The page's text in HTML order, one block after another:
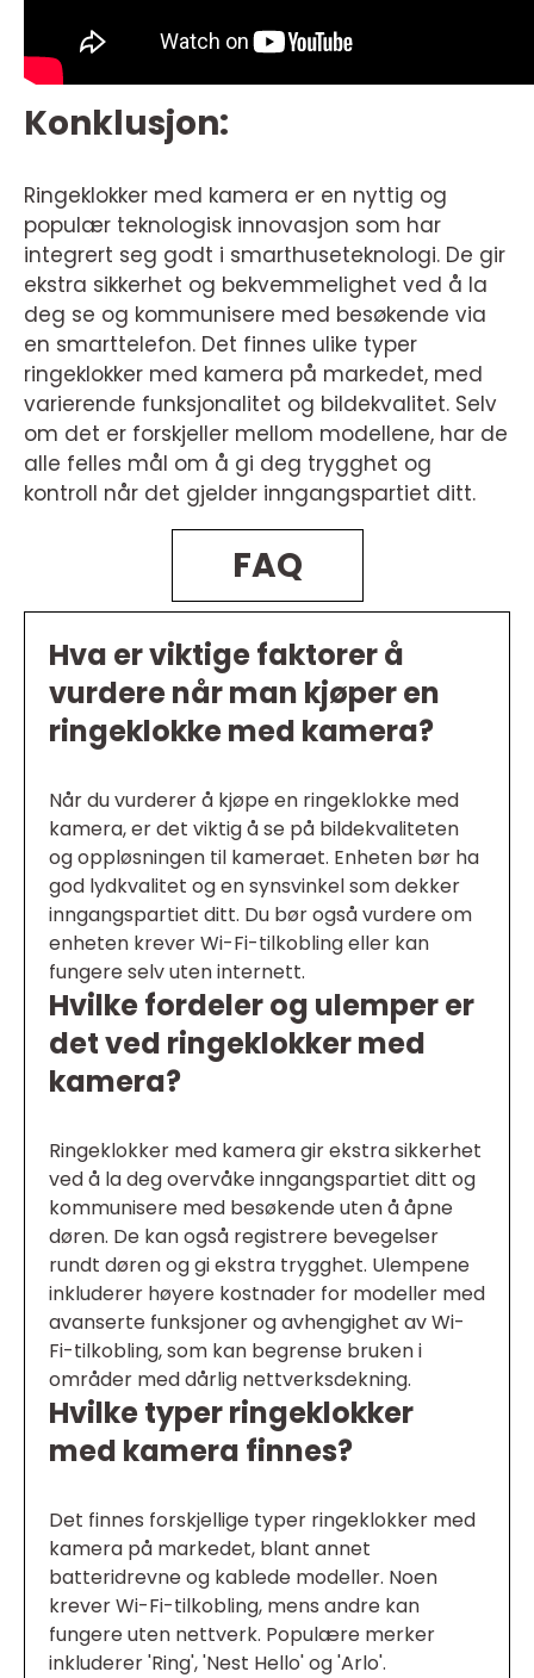
Konklusjon:
Ringeklokker med kamera er en nyttig og
populær teknologisk innovasjon som har
integrert seg godt i smarthuseteknologi. De gir
ekstra sikkerhet og bekvemmelighet ved å la
deg se og kommunisere med besøkende via
en smarttelefon. Det finnes ulike typer
ringeklokker med kamera på markedet, med
varierende funksjonalitet og bildekvalitet. Selv
om det er forskjeller mellom modellene, har de
alle felles mål om å gi deg trygghet og
kontroll når det gjelder inngangspartiet ditt.
FAQ
Hva er viktige faktorer å
vurdere når man kjøper en
ringeklokke med kamera?
Når du vurderer å kjøpe en ringeklokke med
kamera, er det viktig å se på bildekvaliteten
og oppløsningen til kameraet. Enheten bør ha
god lydkvalitet og en synsvinkel som dekker
inngangspartiet ditt. Du bør også vurdere om
enheten krever Wi-Fi-tilkobling eller kan
fungere selv uten internett.
Hvilke fordeler og ulemper er
det ved ringeklokker med
kamera?
Ringeklokker med kamera gir ekstra sikkerhet
ved å la deg overvåke inngangspartiet ditt og
kommunisere med besøkende uten å åpne
døren. De kan også registrere bevegelser
rundt døren og gi ekstra trygghet. Ulempene
inkluderer høyere kostnader for modeller med
avanserte funksjoner og avhengighet av Wi-
Fi-tilkobling, som kan begrense bruken i
områder med dårlig nettverksdekning.
Hvilke typer ringeklokker
med kamera finnes?
Det finnes forskjellige typer ringeklokker med
kamera på markedet, blant annet
batteridrevne og kablede modeller. Noen
krever Wi-Fi-tilkobling, mens andre kan
fungere uten nettverk. Populære merker
inkluderer 'Ring', 'Nest Hello' og 'Arlo'.